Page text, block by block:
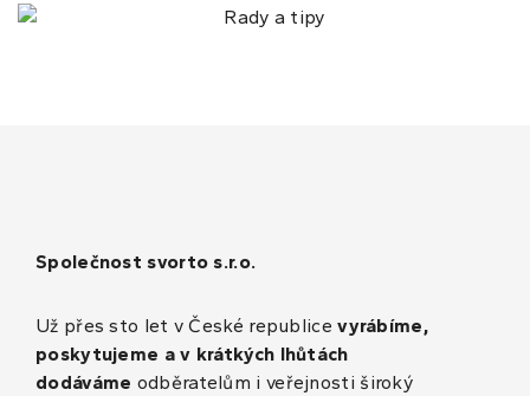
Společnost svorto s.r.o.
Už přes sto let v České republicevyrábíme,
poskytujeme a v krátkých lhůtách
dodáváme odběratelům i veřejnosti široký